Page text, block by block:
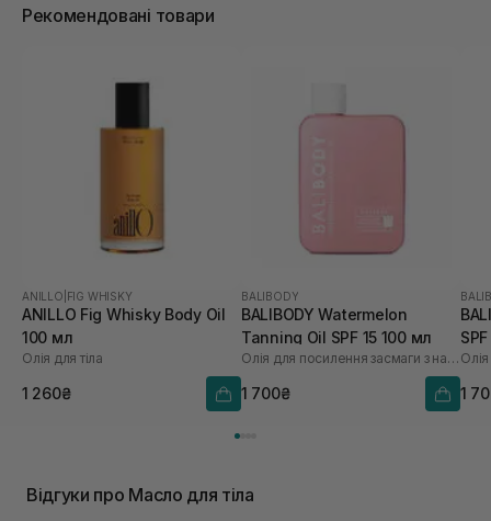
Рекомендовані товари
ANILLO FIG WHISKY
ANILLO Fig Whisky Body Oil
100 мл
Олія для тіла
1 260₴
BALIBODY
BALIBODY Watermelon
Tanning Oil SPF 15 100 мл
Олія для посилення засмаги з насінням кавуна
1 700₴ 1
Відгуки про Масло для тіла